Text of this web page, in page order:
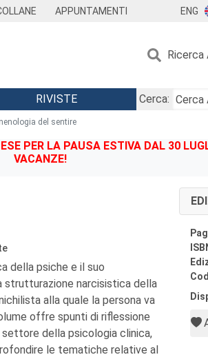
APPUNTAMENTI ENG
Ricerca
RIVISTE
Cerca:
del sentire
PER LA PAUSA ESTIVA DAL 30
VACANZE!
della psiche e il suo
strutturazione narcisistica della
alla quale la persona va
offre spunti di riflessione
della psicologia clinica,
le tematiche relative al